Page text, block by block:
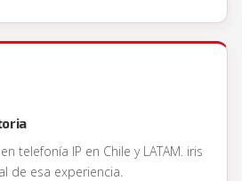
telefonía IP en Chile y LATAM. iris
de esa experiencia.